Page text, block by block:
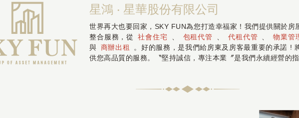
星鴻 ‧ 星華股份有限公司
世界再大也要回家，SKY FUN為您打造幸福家！我們提供關於房
整合服務，從
社會住宅 、 包租代管 、 代租代管 、
物業管
與 商辦出租
。好的服務，是我們給房東及房客最重要的承諾 !
供您高品質的服務。〝堅持誠信，專注本業〞是我們永續經營的